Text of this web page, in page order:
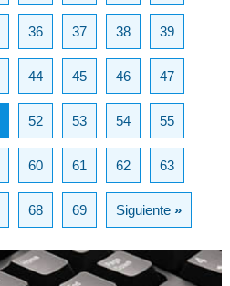
36 37 38 39
44 45 46 47
52 53 54 55
60 61 62 63
68 69 Siguiente»